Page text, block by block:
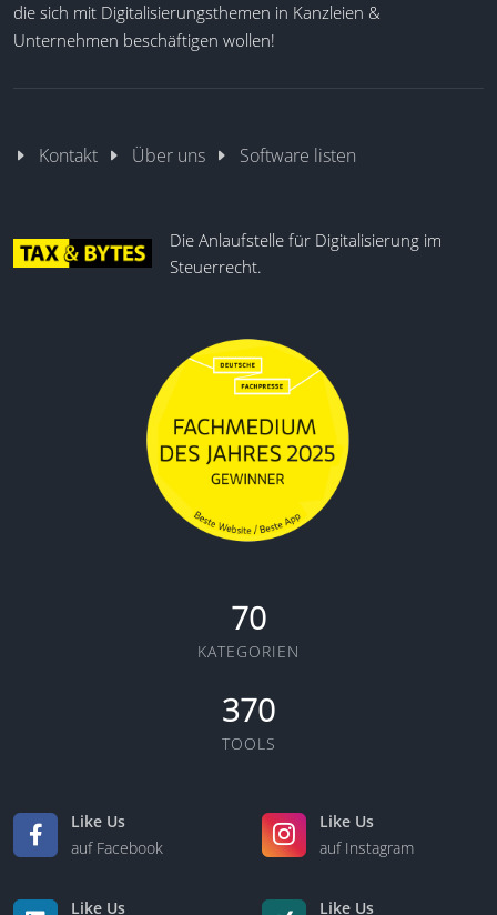
die sich mit Digitalisierungsthemen in Kanzleien &
Unternehmen beschäftigen wollen!
Kontakt Über uns Software listen
Die Anlaufstelle für Digitalisierung im
Steuerrecht.
70
KATEGORIEN
370
TOOLS
Like Us
auf Facebook
Like Us
auf Instagram
Like Us Like Us